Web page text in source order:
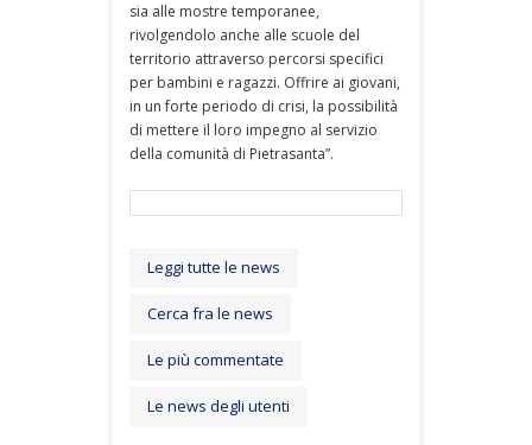
sia alle mostre temporanee,
rivolgendolo anche alle scuole del
territorio attraverso percorsi specifici
per bambini e ragazzi. Offrire ai giovani,
in un forte periodo di crisi, la possibilità
di mettere il loro impegno al servizio
della comunità di Pietrasanta”.
Leggi tutte le news
Cerca fra le news
Le più commentate
Le news degli utenti